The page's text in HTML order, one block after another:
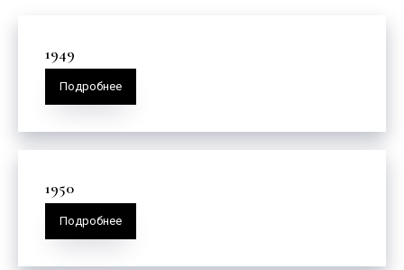
1949
Подробнее
1950
Подробнее